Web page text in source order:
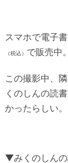
スマホで電子
（税込） で販売中。
この撮影中、
くのしんの読
かったらしい。
▼みくのしん